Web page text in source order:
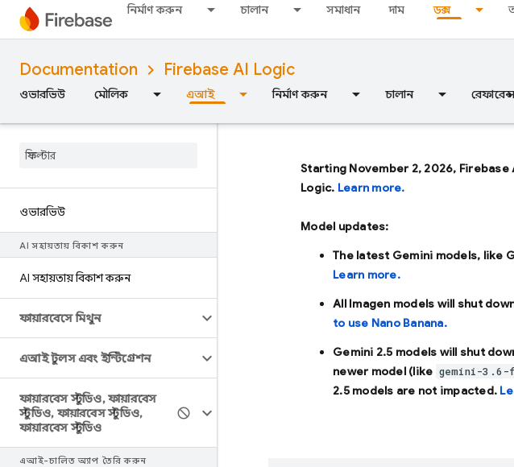
নির্মাণ করুন চালান সমাধান দাম ডক্স
Documentation Firebase AI Logic
ওভারভিউ মৌলিক এআই নির্মাণ করুন চালান রেফারেন্স
ওভারভিউ
AI সহায়তায় বিকাশ করুন
AI সহায়তায় বিকাশ করুন
ফায়ারবেসে মিথুন
এআই টুলস এবং ইন্টিগ্রেশন
ফায়ারবেস স্টুডিও,ফায়ারবেস
স্টুডিও, ফায়ারবেস স্টুডিও,
ফায়ারবেস স্টুডিও
এআই-চালিত অ্যাপ তৈরি করুন
Starting November 2, 2026,
Logic. Learn more.
Model updates:
The latest Gemini models, like
Learn more.
All Imagen models will shut
to use Nano Banana.
Gemini 2.5 models will shut
newer model (like gemini-3.6-
2.5 models are not impacted.